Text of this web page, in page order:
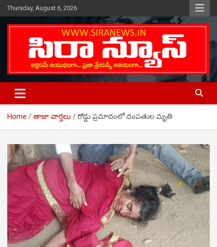
Skip
to
content
Thursday, August 6, 2026
SIRA NEWS
Telugu Online News Daily
Home తాజా వార్తలు రోడ్డు ప్రమాదంలో దంపతుల మృతి